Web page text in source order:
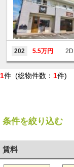
202 5.5万円
1件 (総物件数： 1件)
条件を絞り込む
賃料